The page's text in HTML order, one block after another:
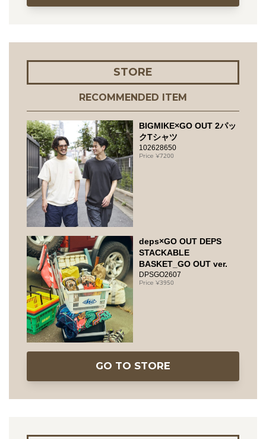
STORE
RECOMMENDED ITEM
BIGMIKE×GO OUT 2パッ
クTシャツ
102628650
7200
deps×GO OUT DEPS
STACKABLE
BASKET_GO OUT ver.
DPSGO2607
3950
GO TO STORE